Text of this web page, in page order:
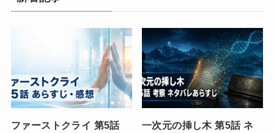
ファーストクライ 第5話
一次元の挿し木 第5話 ネ